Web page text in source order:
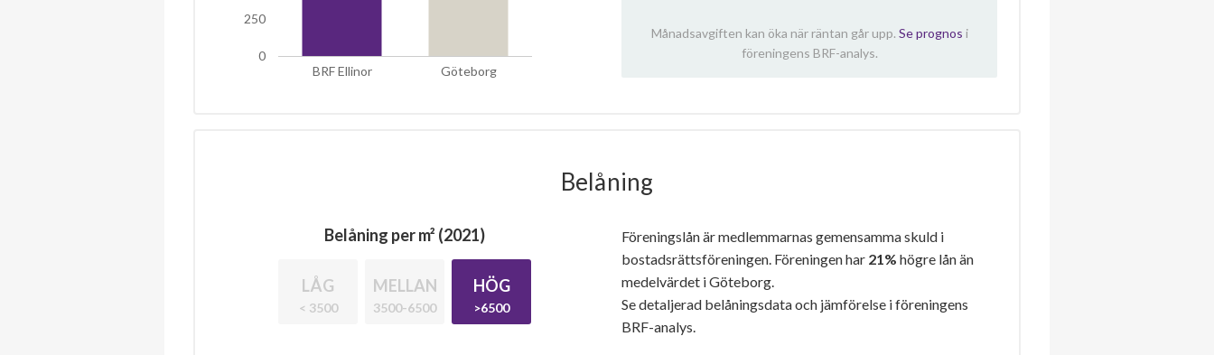
BRF Ellinor Göteborg
0
250
Månadsavgiften kan öka när räntan går upp. Se prognos i
föreningens BRF-analys.
Belåning
Belåning per m² (2021)
LÅG
< 3500
MELLAN
3500-6500
HÖG
>6500
Föreningslån är medlemmarnas gemensamma skuld i
bostadsrättsföreningen. Föreningen har 21% högre lån än
medelvärdet i Göteborg.
Se detaljerad belåningsdata och jämförelse i föreningens
BRF-analys.